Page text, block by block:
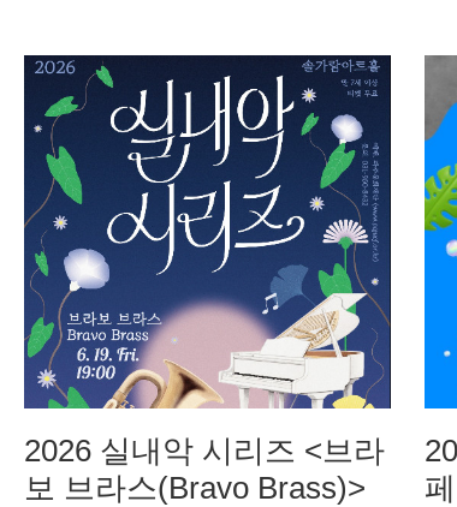
2026 실내악 시리즈 <브라
보 브라스(Bravo Brass)>